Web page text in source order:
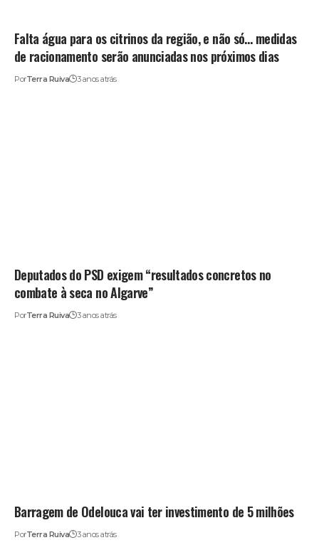
Falta água para os citrinos da região, e não só… medidas
de racionamento serão anunciadas nos próximos dias
PorTerra Ruiva 3 anos atrás
Deputados do PSD exigem “resultados concretos no
combate à seca no Algarve”
PorTerra Ruiva 3 anos atrás
Barragem de Odelouca vai ter investimento de 5 milhões
PorTerra Ruiva 3 anos atrás